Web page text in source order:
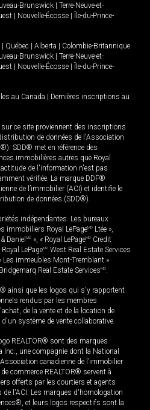
Brunswick | Terre-Neuve-et-
| Nouvelle-Écosse | Île-du-Prince-
| Québec | Alberta | Colombie-Britannique
Brunswick | Terre-Neuve-et-
| Nouvelle-Écosse | Île-du-Prince-
au Canada | Dernières inscriptions au
ce site proviennent des inscriptions
de données de l'Association
SDD® met en référence des
immobilières autres que Royal
de l'information n'est pas
vérifiée. La marque DDF®
de l’immobilier (ACI) et identifie le
de données (SDD®).
indépendantes. Les bureaux
immobiliers Royal LePageMD Ltée »,
Daniel MD », « Royal LePageMD Credit
LePageMD West Real Estate Services
Les immeubles Mont-Tremblant »
Real Estate ServicesMD
ainsi que les logos qui s'y rapportent
rendus par les membres
de la vente et de la location de
système de vente collaborative.
REALTOR® sont des marques
Inc., une compagnie dont la National
canadienne de l’immobilier
commerce REALTOR® servent à
offerts par les courtiers et agents
l'ACI. Les marques d'homologation
et leurs logos respectifs sont la